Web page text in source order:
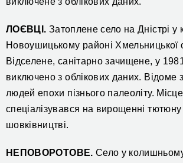
ЛОЄВЦІ. Затоплене село на Дністрі
Новоушицькому районі Хмельницької
Відселене, санітарно зачищене, у
виключено з облікових даних. Відоме
людей епохи пізнього палеоліту.
спеціалізувався на вирощенні тютюну
шовківництві.
НЕПОВОРОТОВЕ. Село у